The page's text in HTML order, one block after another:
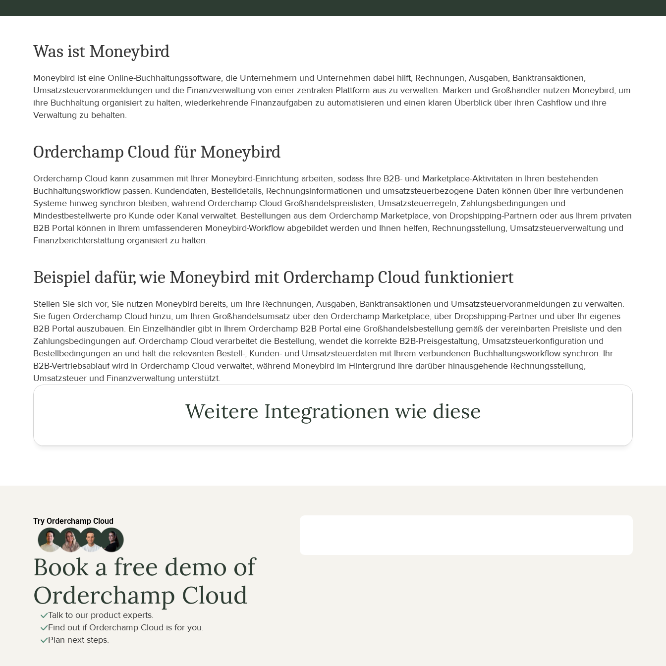
Was ist Moneybird
Moneybird ist eine Online-Buchhaltungssoftware, die Unternehmern und Unternehmen dabei hilft, Rechnungen, Ausgaben, Banktransaktionen,
Umsatzsteuervoranmeldungen und die Finanzverwaltung von einer zentralen Plattform aus zu verwalten. Marken und Großhändler nutzen Moneybird, um
ihre Buchhaltung organisiert zu halten, wiederkehrende Finanzaufgaben zu automatisieren und einen klaren Überblick über ihren Cashflow und ihre
Verwaltung zu behalten.
Orderchamp Cloud für Moneybird
Orderchamp Cloud kann zusammen mit Ihrer Moneybird-Einrichtung arbeiten, sodass Ihre B2B- und Marketplace-Aktivitäten in Ihren bestehenden
Buchhaltungsworkflow passen. Kundendaten, Bestelldetails, Rechnungsinformationen und umsatzsteuerbezogene Daten können über Ihre verbundenen
Systeme hinweg synchron bleiben, während Orderchamp Cloud Großhandelspreislisten, Umsatzsteuerregeln, Zahlungsbedingungen und
Mindestbestellwerte pro Kunde oder Kanal verwaltet. Bestellungen aus dem Orderchamp Marketplace, von Dropshipping-Partnern oder aus Ihrem privaten
B2B Portal können in Ihrem umfassenderen Moneybird-Workflow abgebildet werden und Ihnen helfen, Rechnungsstellung, Umsatzsteuerverwaltung und
Finanzberichterstattung organisiert zu halten.
Beispiel dafür, wie Moneybird mit Orderchamp Cloud funktioniert
Stellen Sie sich vor, Sie nutzen Moneybird bereits, um Ihre Rechnungen, Ausgaben, Banktransaktionen und Umsatzsteuervoranmeldungen zu verwalten.
Sie fügen Orderchamp Cloud hinzu, um Ihren Großhandelsumsatz über den Orderchamp Marketplace, über Dropshipping-Partner und über Ihr eigenes
B2B Portal auszubauen. Ein Einzelhändler gibt in Ihrem Orderchamp B2B Portal eine Großhandelsbestellung gemäß der vereinbarten Preisliste und den
Zahlungsbedingungen auf. Orderchamp Cloud verarbeitet die Bestellung, wendet die korrekte B2B-Preisgestaltung, Umsatzsteuerkonfiguration und
Bestellbedingungen an und hält die relevanten Bestell-, Kunden- und Umsatzsteuerdaten mit Ihrem verbundenen Buchhaltungsworkflow synchron. Ihr
B2B-Vertriebsablauf wird in Orderchamp Cloud verwaltet, während Moneybird im Hintergrund Ihre darüber hinausgehende Rechnungsstellung,
Umsatzsteuer und Finanzverwaltung unterstützt.
Weitere Integrationen wie diese
Try Orderchamp Cloud
Book a free demo of
Orderchamp Cloud
Talk to our product experts.
Find out if Orderchamp Cloud is for you.
Plan next steps.